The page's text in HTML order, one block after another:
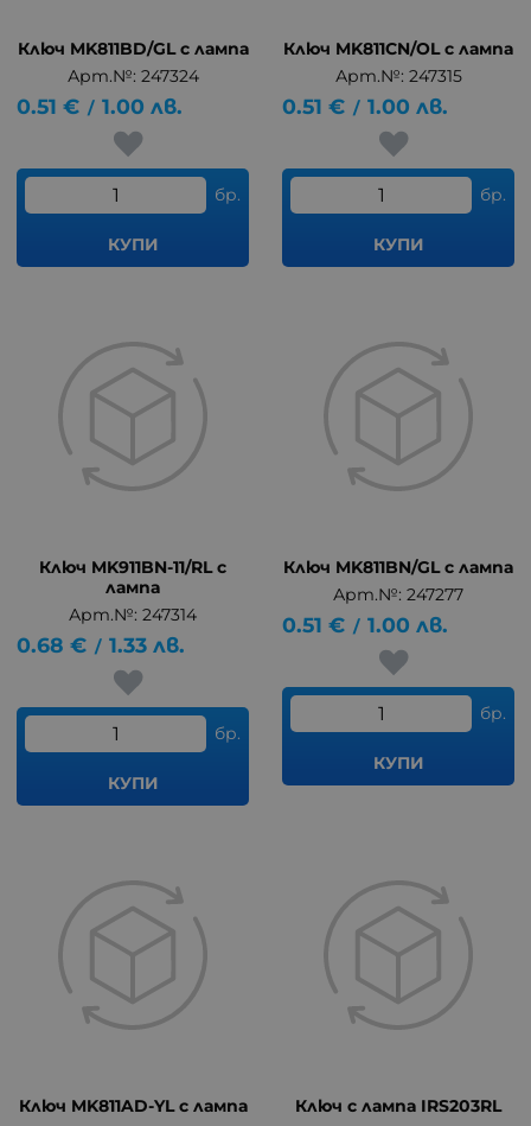
Ключ MK811BD/GL с лампа
Арт.№: 247324
0.51 € / 1.00 лв.
бр.
КУПИ
Ключ MK811CN/OL с лампа
Арт.№: 247315
0.51 € / 1.00 лв.
бр.
КУПИ
Ключ MK911BN-11/RL с
лампа
Арт.№: 247314
0.68 € / 1.33 лв.
бр.
КУПИ
Ключ MK811BN/GL с лампа
Арт.№: 247277
0.51 € / 1.00 лв.
бр.
КУПИ
Ключ MK811AD-YL с лампа
Ключ с лампа IRS203RL